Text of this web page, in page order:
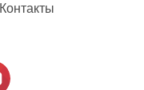
Контакты